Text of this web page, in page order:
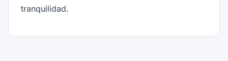
tranquilidad.